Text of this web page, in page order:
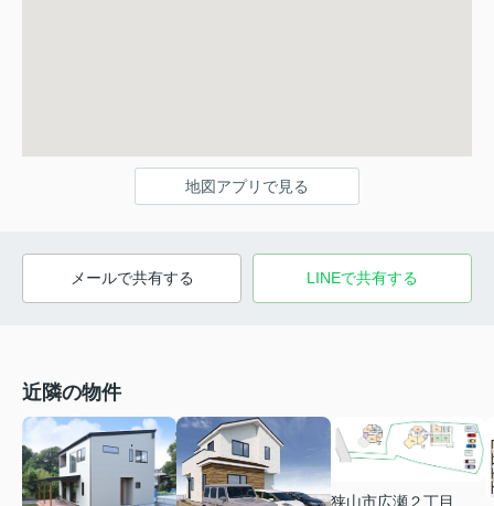
地図アプリで見る
メールで共有する LINEで共有する
近隣の物件
狭山市広瀬２丁目